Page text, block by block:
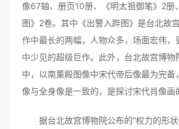
像67轴、册页10册、《明太祖御笔》2册
图》2卷。其中《出警入跸图》是台北故
作中最长的两幅，人物众多，场面宏伟，
中少见的超级巨作。此外，台北故宫博物
中，以南薰殿图像中宋代帝后像最为完备
像与全身像是一致的，是探讨宋代肖像画
据台北故宫博物院公布的“权力的形